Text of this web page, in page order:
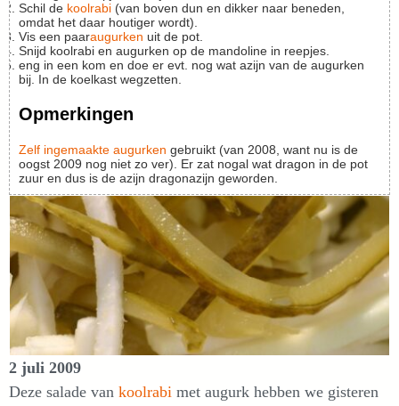
Schil de koolrabi (van boven dun en dikker naar beneden,
omdat het daar houtiger wordt).
Vis een paaraugurken uit de pot.
Snijd koolrabi en augurken op de mandoline in reepjes.
eng in een kom en doe er evt. nog wat azijn van de augurken
bij. In de koelkast wegzetten.
Opmerkingen
Zelf ingemaakte augurken gebruikt (van 2008, want nu is de
oogst 2009 nog niet zo ver). Er zat nogal wat dragon in de pot
zuur en dus is de azijn dragonazijn geworden.
2 juli 2009
Deze salade van koolrabi met augurk hebben we gisteren